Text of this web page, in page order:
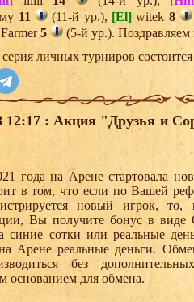
11 (11-й ур.), [El] witek 8
5
(5-й ур.). Поздравляем
личных турниров состоится
12:17 : Акция "Друзья и
года на Арене стартовала
в том, что если по Вашей
новый игрок,
Вы получите бонус в
синие сотки или реальные
на Арене реальные деньги.
без
основанием для обмена.